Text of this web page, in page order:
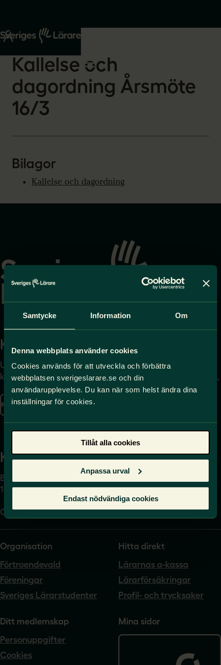
Samtycke Information Om
Denna webbplats använder cookies
Cookies används för att utveckla och förbättra
webbplatsen sverigeslarare.se och din
användarupplevelse. Du kan när som helst ändra dina
inställningar för cookies.
Tillåt alla cookies
Anpassa urval
Endast nödvändiga cookies
Start
Om oss
2026-02-26
Kallelse och
dagordning Årsmöte
16/3
Bilagor
Kallelse och dagordning
startsidan
Kontakta
Uppgifter om hur du
kontaktar oss finns här.
Kontakta oss
Press
Journalist – du når oss
på press@sverigeslarare.
se
Kansli
Box 17061
104 62 Stockholm
Org.nr. 802540-5542
Organisation
Förtroendevald
Föreningar
Sveriges Lärarstudenter
Hitta direkt
Lärarnas a-kassa
Lärarförsäkringar
Profil- och trycksaker
Ditt medlemskap
Personuppgifter
Cookies
Mina sidor